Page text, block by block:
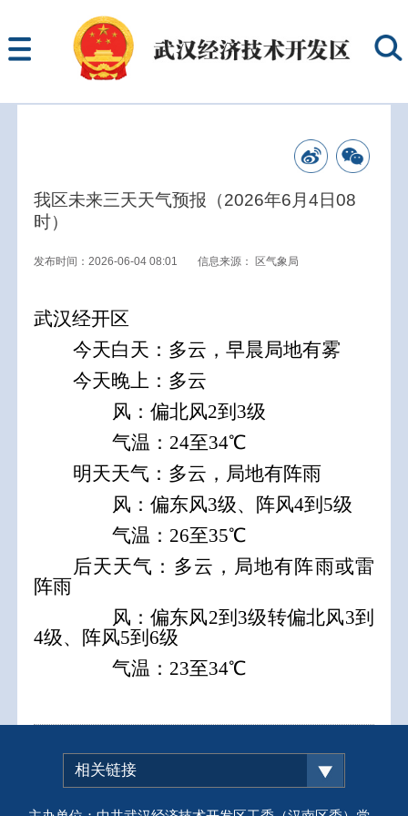
我区未来三天天气预报（2026年6月4日08
时）
发布时间：2026-06-04 08:01 信息来源： 区气象局
武汉经开区
今天白天： 多云，早晨局地有雾
今天晚上：多云
风： 偏北风2到 3级
气温：24至34℃
明天天气： 多云，局地有阵雨
风：偏东风3级、阵风4到5级
气温：26至35℃
后天天气：多云，局地有阵雨或雷
阵雨
风： 偏东风2到3级转偏北风3到
4级、阵风5到6级
气温：23至34℃
相关链接